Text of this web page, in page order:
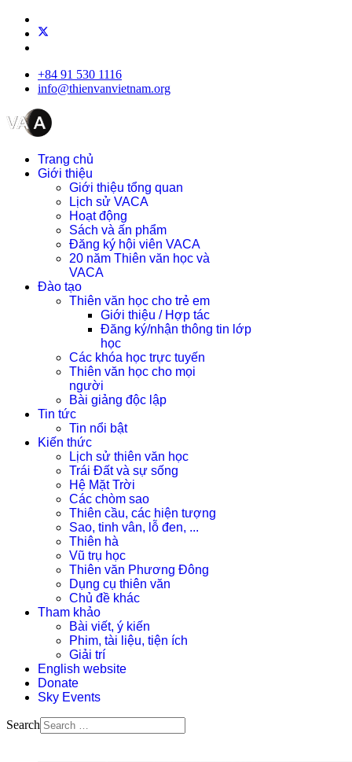
+84 91 530 1116
info@thienvanvietnam.org
Trang chủ
Giới thiệu
Giới thiệu tổng quan
Lịch sử VACA
Hoạt động
Sách và ấn phẩm
Đăng ký hội viên VACA
20 năm Thiên văn học và
VACA
Đào tạo
Thiên văn học cho trẻ em
Giới thiệu / Hợp tác
Đăng ký/nhận thông tin lớp
học
Các khóa học trực tuyến
Thiên văn học cho mọi
người
Bài giảng độc lập
Tin tức
Tin nổi bật
Kiến thức
Lịch sử thiên văn học
Trái Đất và sự sống
Hệ Mặt Trời
Các chòm sao
Thiên cầu, các hiện tượng
Sao, tinh vân, lỗ đen, ...
Thiên hà
Vũ trụ học
Thiên văn Phương Đông
Dụng cụ thiên văn
Chủ đề khác
Tham khảo
Bài viết, ý kiến
Phim, tài liệu, tiện ích
Giải trí
English website
Donate
Sky Events
Search